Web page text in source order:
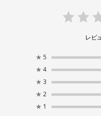
レビ
★ 5
★ 4
★ 3
★ 2
★ 1